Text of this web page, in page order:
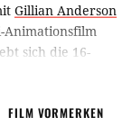
Gillian Anderson
Animationsfilm
sich die 16-
FILM VORMERKEN